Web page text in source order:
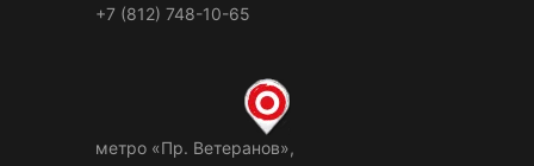
+7 (812) 748-10-65
метро «Пр. Ветеранов»,